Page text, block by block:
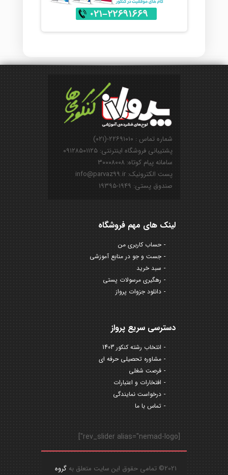
شماره تماس : ۲۲۶۹۱۰۱۰-(۰۲۱)
پشتیبانی فروشگاه اینترنتی: ۰۹۱۲۸۵۰۱۱۲۵
سامانه پیام کوتاه: ۳۰۰۰۸۰۰۸
پست الکترونیک: info@parvaz99.ir
صندوق پستی: ۱۹۴۹-۱۹۳۹۵
لینک های مهم فروشگاه
حساب کاربری من
جست و جو در منابع آموزشی
سبد خرید
رهگیری مرسولات پستی
دانلود جزوات پرواز
دسترسی سریع پرواز
انتخاب رشته کنکور 1403
مشاوره تحصیلی حرفه ای
فرصت شغلی
افتخارات و اعتبارات
درخواست نمایندگی
تماس با ما
[rev_slider alias="nemad-logo"]
2021© تمامی حقوق این سایت متعلق به گروه